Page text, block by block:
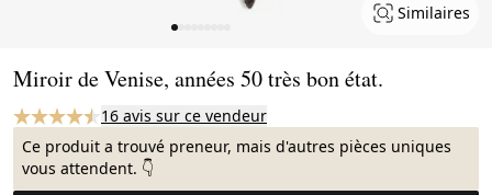
Similaires
Miroir de Venise, années 50 très bon état.
16 avis sur ce vendeur
Ce produit a trouvé preneur, mais d'autres pièces uniques
vous attendent. 👇